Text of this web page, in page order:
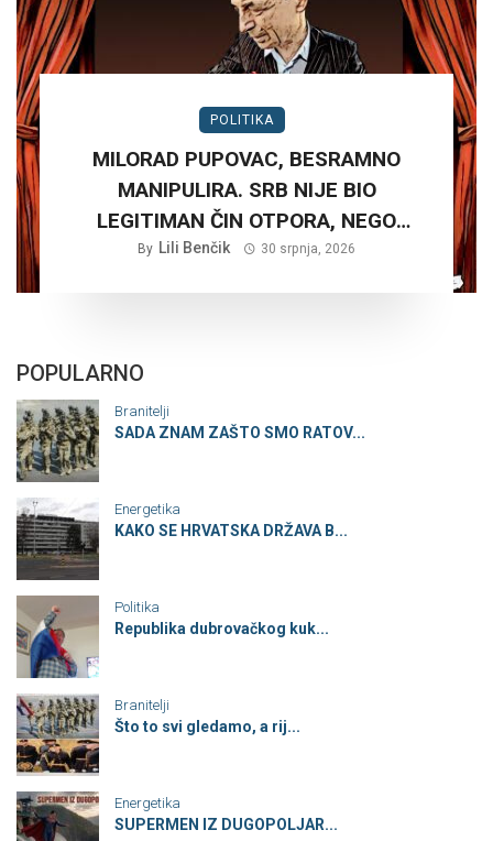
POLITIKA
MILORAD PUPOVAC, BESRAMNO
MANIPULIRA. SRB NIJE BIO
LEGITIMAN ČIN OTPORA, NEGO
PLANSKA ČETNIČKA AGRESIJA SA
By Lili Benčik 30 srpnja, 2026
POPULARNO
Branitelji
SADA ZNAM ZAŠTO SMO RATOV...
Energetika
KAKO SE HRVATSKA DRŽAVA B...
Politika
Republika dubrovačkog kuk...
Branitelji
Što to svi gledamo, a rij...
Energetika
SUPERMEN IZ DUGOPOLJAR...